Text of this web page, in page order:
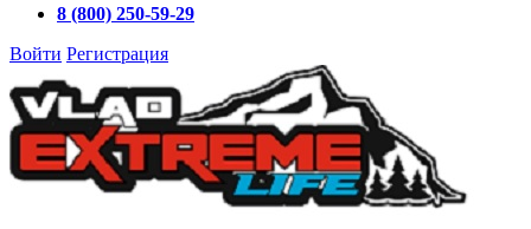
8 (800) 250-59-29
Войти Регистрация